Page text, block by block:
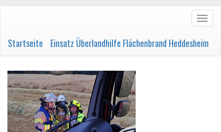
Startseite Einsatz Überlandhilfe Flächenbrand Heddesheim